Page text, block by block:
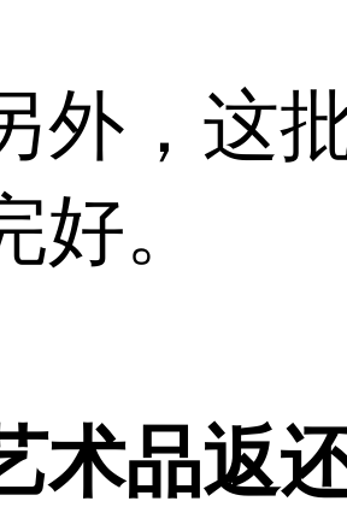
，这批
好。
术品返